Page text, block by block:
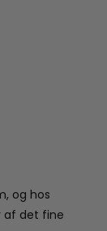
og hos
af det fine